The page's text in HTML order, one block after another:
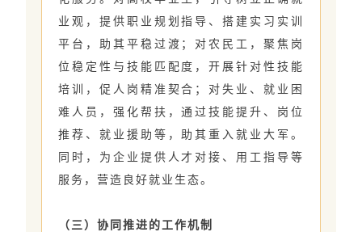
业观，提供职业规划指导、搭建实习实训
平台，助其平稳过渡；对农民工，聚焦岗
位稳定性与技能匹配度，开展针对性技能
培训，促人岗精准契合；对失业、就业困
难人员，强化帮扶，通过技能提升、岗位
推荐、就业援助等，助其重入就业大军。
同时，为企业提供人才对接、用工指导等
服务，营造良好就业生态。
（三）协同推进的工作机制